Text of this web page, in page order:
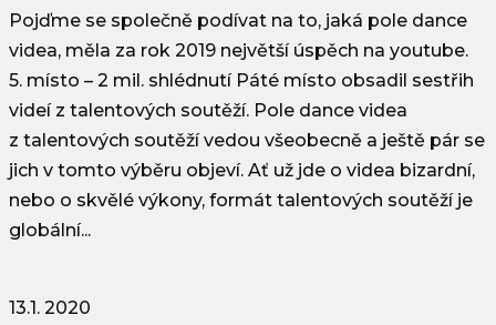
Pojďme se společně podívat na to, jaká pole dance
videa, měla za rok 2019 největší úspěch na youtube.
5. místo – 2 mil. shlédnutí Páté místo obsadil sestřih
videí z talentových soutěží. Pole dance videa
z talentových soutěží vedou všeobecně a ještě pár se
jich v tomto výběru objeví. Ať už jde o videa bizardní,
nebo o skvělé výkony, formát talentových soutěží je
globální...
13.1. 2020